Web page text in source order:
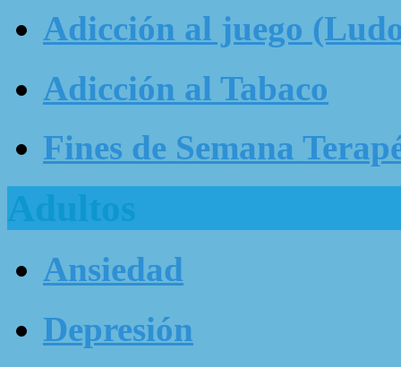
Adicción al juego
Adicción al Tabaco
Fines de Semana
Adultos
Ansiedad
Depresión